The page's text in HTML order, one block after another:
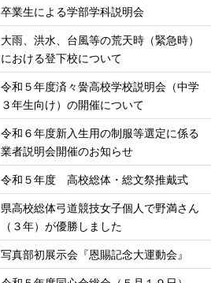
卒業生による学部学科説明会
大雨、洪水、台風等の荒天時（緊急時）
における登下校について
令和５年度済々黌高校学校説明会（中学
３年生向け）の開催について
令和６年度新入生用の制服等選定に係る
業者説明会開催のお知らせ
令和５年度 高校総体・総文祭推戴式
県高校総体弓道競技女子個人で野満さん
（３年）が優勝しました
写真部初展示会『恩賜記念大運動会』